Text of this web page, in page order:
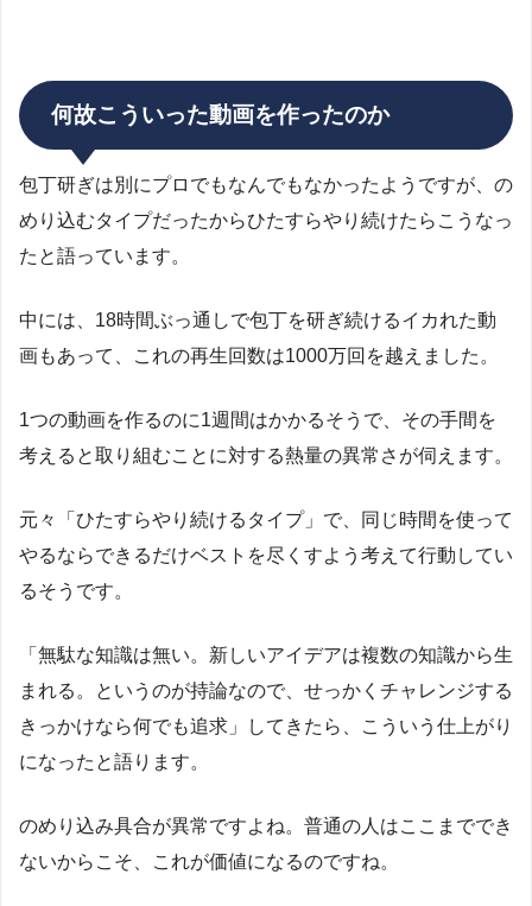
何故こういった動画を作ったのか
包丁研ぎは別にプロでもなんでもなかったようですが、の
めり込むタイプだったからひたすらやり続けたらこうなっ
たと語っています。
中には、18時間ぶっ通しで包丁を研ぎ続けるイカれた動
画もあって、これの再生回数は1000万回を越えました。
1つの動画を作るのに1週間はかかるそうで、その手間を
考えると取り組むことに対する熱量の異常さが伺えます。
元々「ひたすらやり続けるタイプ」で、同じ時間を使って
やるならできるだけベストを尽くすよう考えて行動してい
るそうです。
「無駄な知識は無い。新しいアイデアは複数の知識から生
まれる。というのが持論なので、せっかくチャレンジする
きっかけなら何でも追求」してきたら、こういう仕上がり
になったと語ります。
のめり込み具合が異常ですよね。普通の人はここまででき
ないからこそ、これが価値になるのですね。